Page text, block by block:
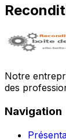
Notre
des
Navigation